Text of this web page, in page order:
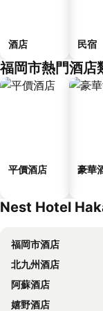
酒店 民宿
福岡市熱門酒店
平價酒店 豪華
Nest Hotel
福岡市酒店
北九州酒店
阿蘇酒店
嬉野酒店